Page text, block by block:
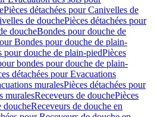
Pièces détachées pour Canivelles de
de douchePièces détachées pour
doucheBondes pour douche de
Bondes pour douche de plain-
pour douche de plain-piedPièces
bondes pour douche de plain-
détachées pour Evacuations
muralesPièces détachées pour
muralesReceveurs de douchePièces
doucheReceveurs de douche en